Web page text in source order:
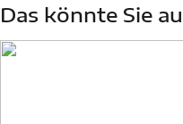
Das könnte Sie